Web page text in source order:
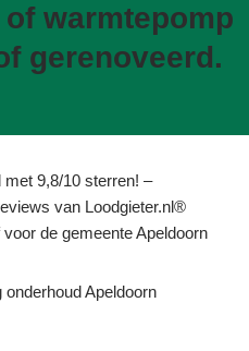
warmtepomp
gerenoveerd.
9,8/10 sterren! –
van Loodgieter.nl®
de gemeente Apeldoorn
Apeldoorn